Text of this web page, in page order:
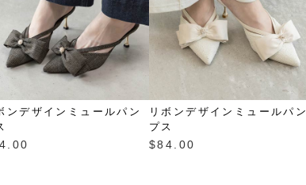
ンデザインミュールパン
リボンデザインミュールパン
プス
$‌84.00